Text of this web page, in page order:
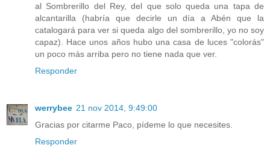
al Sombrerillo del Rey, del que solo queda una tapa de
alcantarilla (habría que decirle un día a Abén que la
catalogará para ver si queda algo del sombrerillo, yo no soy
capaz). Hace unos años hubo una casa de luces "colorás"
un poco más arriba pero no tiene nada que ver.
Responder
werrybee 21 nov 2014, 9:49:00
Gracias por citarme Paco, pídeme lo que necesites.
Responder